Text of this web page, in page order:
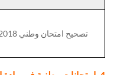
تصحيح امتحان وطني 2018 الفلسفة الدورة العادية